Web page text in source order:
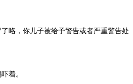
了咯，你儿子被给予警告或者严重警告处
着。